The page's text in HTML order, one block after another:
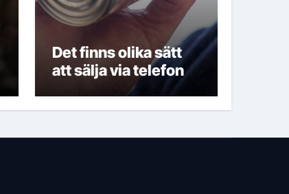
Det finns olika sätt
att sälja via telefon